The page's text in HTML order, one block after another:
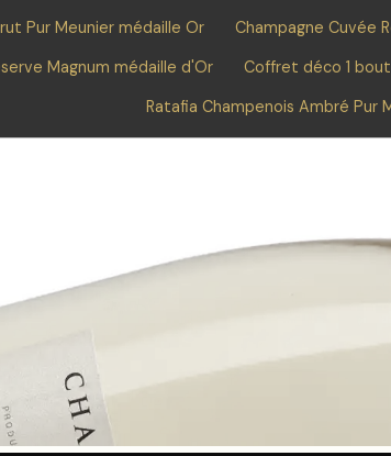
Pur Meunier médaille Or
Champagne Cuvée
Magnum médaille d'Or
Coffret déco 1
Ratafia Champenois Ambré Pur